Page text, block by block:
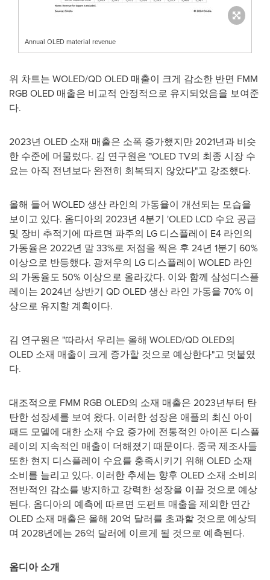
Annual OLED material revenue
위 차트는 WOLED/QD OLED 매출이 크게 감소한 반면 FMM
RGB OLED 매출은 비교적 안정적으로 유지되었음을 보여준
다.
2023년 OLED 소재 매출은 소폭 증가했지만 2021년과 비슷
한 수준에 머물렀다. 김 연구원은 "OLED TV의 최종 시장 수
요는 아직 전년보다 완전히 회복되지 않았다"고 강조했다.
올해 들어 WOLED 생산 라인의 가동율이 개선되는 모습을
보이고 있다. 옴디아의 2023년 4분기 'OLED LCD 수요 공급
및 장비 추적기에 따르면 파주의 LG 디스플레이 E4 라인의
가동율은 2022년 말 33%로 저점을 찍은 후 24년 1분기 60%
이상으로 반등했다. 광저우의 LG 디스플레이 WOLED 라인
의 가동율도 50% 이상으로 올라갔다. 이와 함께 삼성디스플
레이는 2024년 상반기 QD OLED 생산 라인 가동을 70% 이
상으로 유지할 계획이다.
김 연구원은 "따라서 우리는 올해 WOLED/QD OLED의
OLED 소재 매출이 크게 증가할 것으로 예상한다"고 덧붙였
다.
대조적으로 FMM RGB OLED의 소재 매출은 2023년부터 탄
탄한 성장세를 보여 왔다. 이러한 성장은 애플의 최신 아이
패드 모델에 대한 소재 수요 증가에 전통적인 아이폰 디스플
레이의 지속적인 매출이 더해졌기 때문이다. 중국 제조사들
또한 현지 디스플레이 수요를 충족시키기 위해 OLED 소재
소비를 늘리고 있다. 이러한 추세는 향후 OLED 소재 소비의
전반적인 감소를 방지하고 강력한 성장을 이끌 것으로 예상
된다. 옴디아의 예측에 따르면 도펀트 매출을 제외한 연간
OLED 소재 매출은 올해 20억 달러를 초과할 것으로 예상되
며 2028년에는 26억 달러에 이르게 될 것으로 예측된다.
옴디아 소개